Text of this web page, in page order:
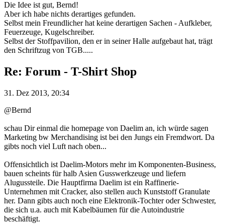
Die Idee ist gut, Bernd!
Aber ich habe nichts derartiges gefunden.
Selbst mein Freundlicher hat keine derartigen Sachen - Aufkleber,
Feuerzeuge, Kugelschreiber.
Selbst der Stoffpavilion, den er in seiner Halle aufgebaut hat, trägt
den Schriftzug von TGB.....
Re: Forum - T-Shirt Shop
31. Dez 2013, 20:34
@Bernd
schau Dir einmal die homepage von Daelim an, ich würde sagen
Marketing bw Merchandising ist bei den Jungs ein Fremdwort. Da
gibts noch viel Luft nach oben...
Offensichtlich ist Daelim-Motors mehr im Komponenten-Business,
bauen scheints für halb Asien Gusswerkzeuge und liefern
Alugussteile. Die Hauptfirma Daelim ist ein Raffinerie-
Unternehmen mit Cracker, also stellen auch Kunststoff Granulate
her. Dann gibts auch noch eine Elektronik-Tochter oder Schwester,
die sich u.a. auch mit Kabelbäumen für die Autoindustrie
beschäftigt.